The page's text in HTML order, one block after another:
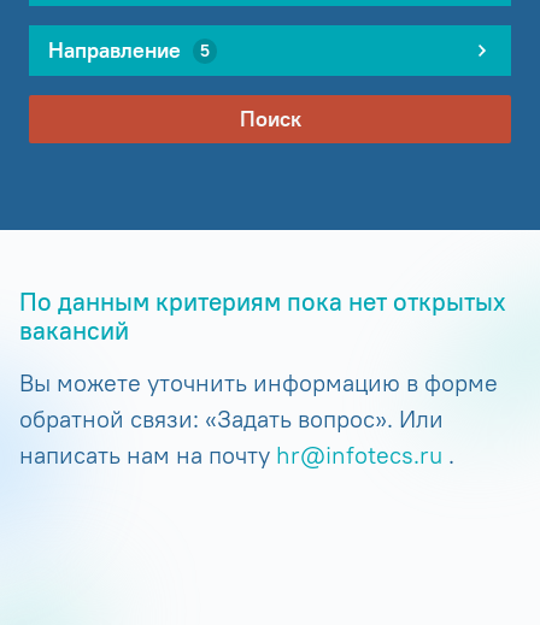
Направление 5
Поиск
По данным критериям пока нет открытых
вакансий
Вы можете уточнить информацию в форме
обратной связи: «Задать вопрос». Или
написать нам на почту hr@infotecs.ru .